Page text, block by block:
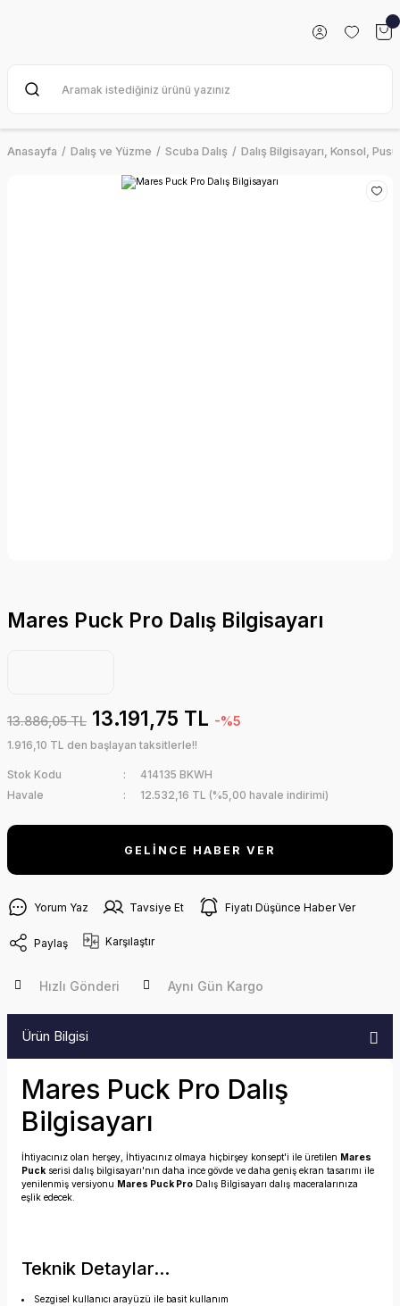
Anasayfa Dalış ve Yüzme Scuba Dalış Dalış Bilgisayarı, Konsol,
Mares Puck Pro Dalış Bilgisayarı
13.886,05 TL 13.191,75 TL -%5
1.916,10 TL den başlayan taksitlerle!!
Stok Kodu
414135 BKWH
Havale
12.532,16 TL (%5,00 havale indirimi)
GELİNCE HABER VER
Yorum Yaz Tavsiye Et Fiyatı Düşünce Haber Ver
Paylaş Karşılaştır
Hızlı Gönderi Aynı Gün Kargo
Ürün Bilgisi
Mares Puck Pro Dalış
Bilgisayarı
İhtiyacınız olan herşey, İhtiyacınız olmaya hiçbirşey konsept'i ile üretilen Mares
Puck serisi dalış bilgisayarı'nın daha ince gövde ve daha geniş ekran tasarımı ile
yenilenmiş versiyonu Mares Puck Pro Dalış Bilgisayarı dalış maceralarınıza
eşlik edecek.
Teknik Detaylar...
Sezgisel kullanıcı arayüzü ile basit kullanım